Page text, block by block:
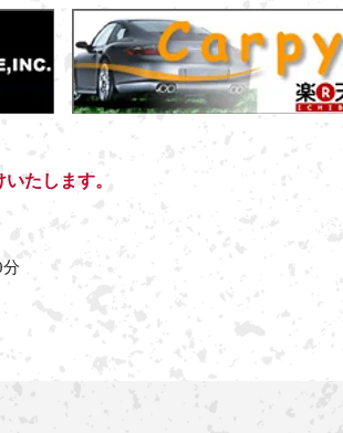
たします。
分